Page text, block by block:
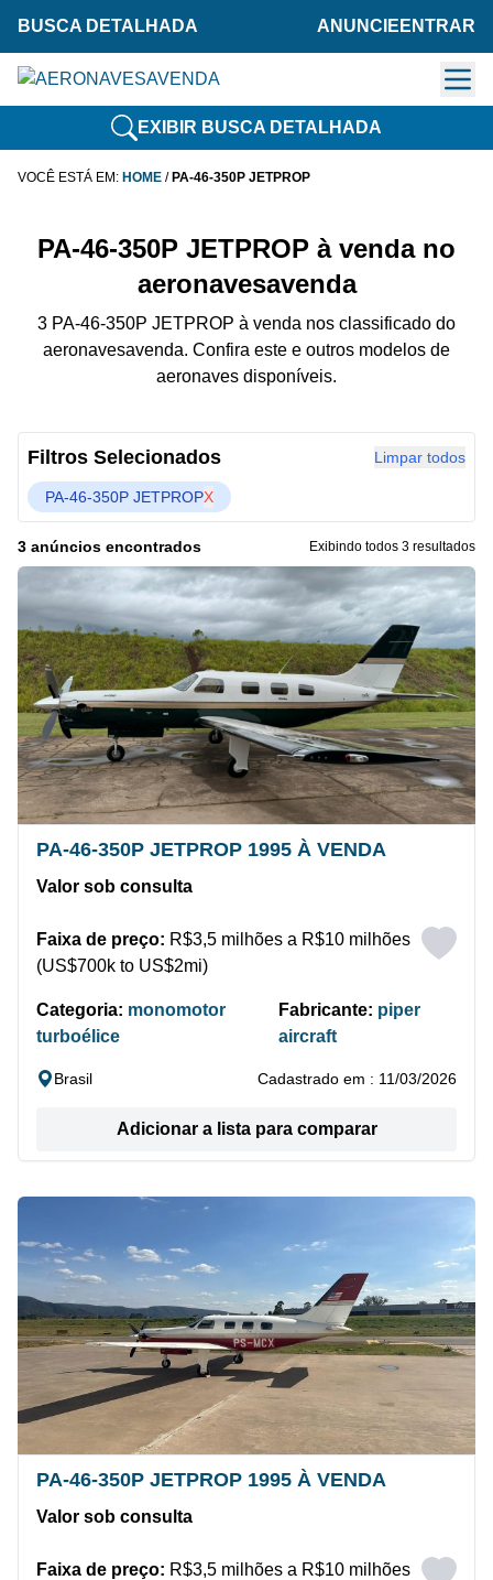
BUSCA DETALHADA ANUNCIE ENTRAR
EXIBIR BUSCA DETALHADA
VOCÊ ESTÁ EM: HOME / PA-46-350P JETPROP
PA-46-350P JETPROP à venda no
aeronavesavenda
3 PA-46-350P JETPROP à venda nos classificado do
aeronavesavenda. Confira este e outros modelos de
aeronaves disponíveis.
Filtros Selecionados Limpar todos
PA-46-350P JETPROPX
3 anúncios encontrados Exibindo todos 3 resultados
PA-46-350P JETPROP 1995 À VENDA
Valor sob consulta
Faixa de preço: R$3,5 milhões a R$10 milhões
(US$700k to US$2mi)
Categoria: monomotor
turboélice
Fabricante: piper
aircraft
Brasil Cadastrado em : 11/03/2026
Adicionar a lista para comparar
PA-46-350P JETPROP 1995 À VENDA
Valor sob consulta
Faixa de preço: R$3,5 milhões a R$10 milhões